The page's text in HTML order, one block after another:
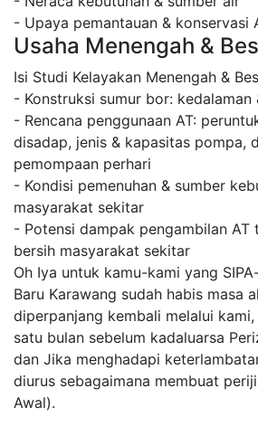
- Upaya pemantauan & konservasi
Usaha Menengah &
Isi Studi Kelayakan Menengah &
- Konstruksi sumur bor: kedalaman
- Rencana penggunaan AT:
disadap, jenis & kapasitas pompa,
pemompaan perhari
- Kondisi pemenuhan & sumber
masyarakat sekitar
- Potensi dampak pengambilan AT
bersih masyarakat sekitar
Oh Iya untuk kamu-kami yang
Baru Karawang sudah habis masa
diperpanjang kembali melalui
satu bulan sebelum kadaluarsa
dan Jika menghadapi
diurus sebagaimana membuat
Awal).